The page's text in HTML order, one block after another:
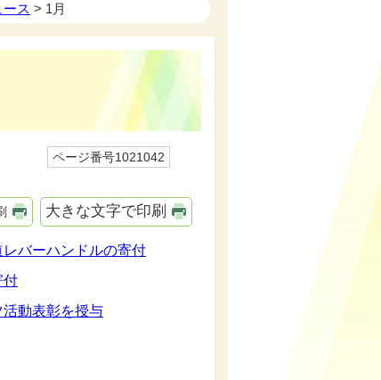
ス > 1月
ページ番号1021042
大きな文字で印刷
バーハンドルの寄付
付
動表彰を授与